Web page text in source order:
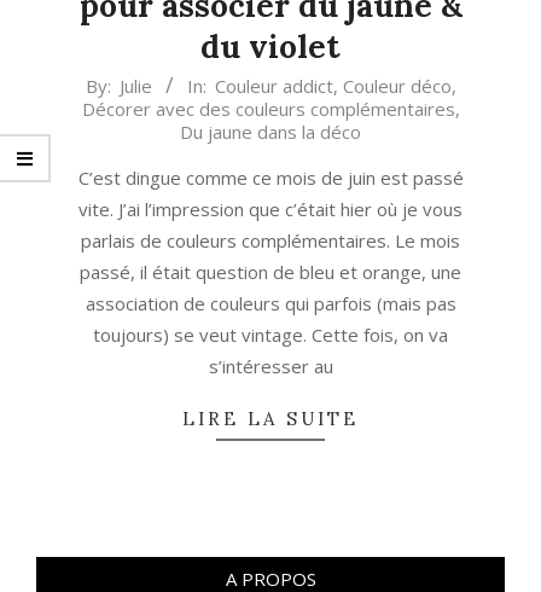
du violet
2023-
06-
By: Julie In: Couleur addict, Couleur déco,
Décorer avec des couleurs complémentaires,
Du jaune dans la déco
C’est dingue comme ce mois de juin est passé
vite. J’ai l’impression que c’était hier où je vous
parlais de couleurs complémentaires. Le mois
passé, il était question de bleu et orange, une
association de couleurs qui parfois (mais pas
toujours) se veut vintage. Cette fois, on va
s’intéresser au
LIRE LA SUITE
A PROPOS